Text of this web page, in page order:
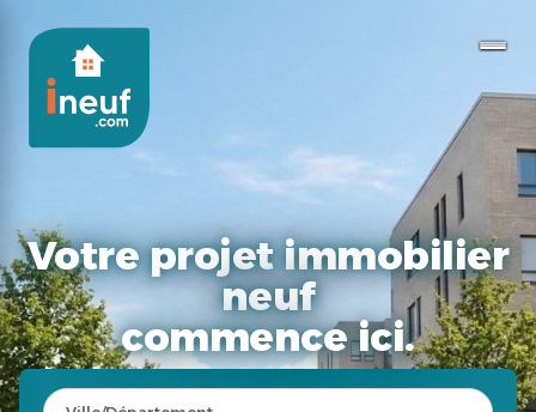
Votre projet immobilier
neuf
commence ici.